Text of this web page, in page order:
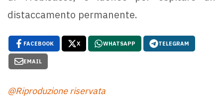
distaccamento permanente.
FACEBOOK X WHATSAPP TELEGRAM
EMAIL
@Riproduzione riservata